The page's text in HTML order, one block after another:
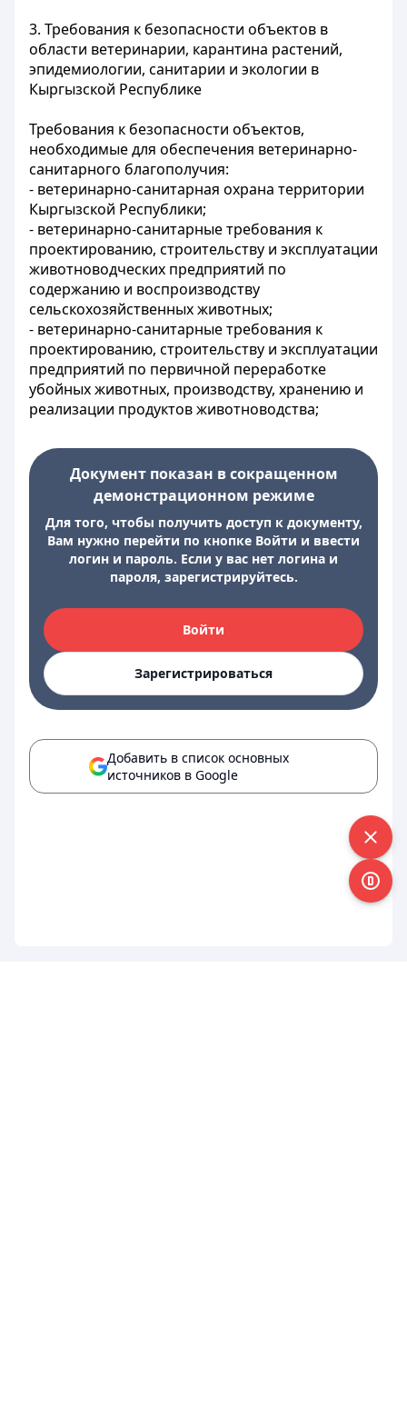
3. Требования к безопасности объектов в
области ветеринарии, карантина растений,
эпидемиологии, санитарии и экологии в
Кыргызской Республике
Требования к безопасности объектов,
необходимые для обеспечения ветеринарно-
санитарного благополучия:
- ветеринарно-санитарная охрана территории
Кыргызской Республики;
- ветеринарно-санитарные требования к
проектированию, строительству и эксплуатации
животноводческих предприятий по
содержанию и воспроизводству
сельскохозяйственных животных;
- ветеринарно-санитарные требования к
проектированию, строительству и эксплуатации
предприятий по первичной переработке
убойных животных, производству, хранению и
реализации продуктов животноводства;
Документ показан в сокращенном
демонстрационном режиме
Для того, чтобы получить доступ к документу,
Вам нужно перейти по кнопке Войти и ввести
логин и пароль. Если у вас нет логина и
пароля, зарегистрируйтесь.
Войти
Зарегистрироваться
Добавить в список основных
источников в Google